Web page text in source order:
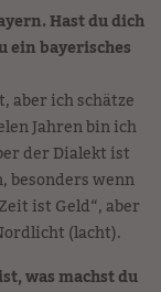
Hast du dich
ein bayerisches
aber ich schätze
Jahren bin ich
der Dialekt ist
besonders wenn
ist Geld“, aber
(lacht).
was machst du